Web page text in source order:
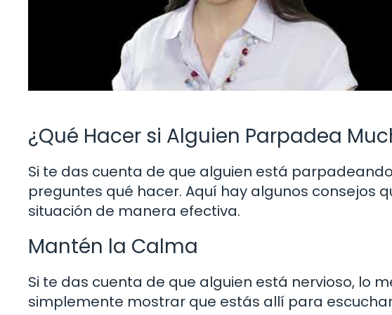
¿Qué Hacer si Alguien Parpadea
Si te das cuenta de que alguien está
preguntes qué hacer. Aquí hay algunos consejos
situación de manera efectiva.
Mantén la Calma
Si te das cuenta de que alguien está nervioso, lo
simplemente mostrar que estás allí para